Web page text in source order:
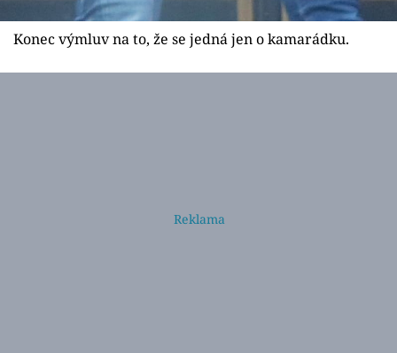
Konec výmluv na to, že se jedná jen o kamarádku.